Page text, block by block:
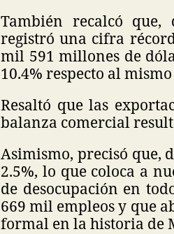
También recalcó
registró una cifra
mil 591 millones de
10.4% respecto al
Resaltó que las
balanza comercial
Asimismo, precisó que,
2.5%, lo que coloca a
de desocupación en
669 mil empleos y que
formal en la historia de